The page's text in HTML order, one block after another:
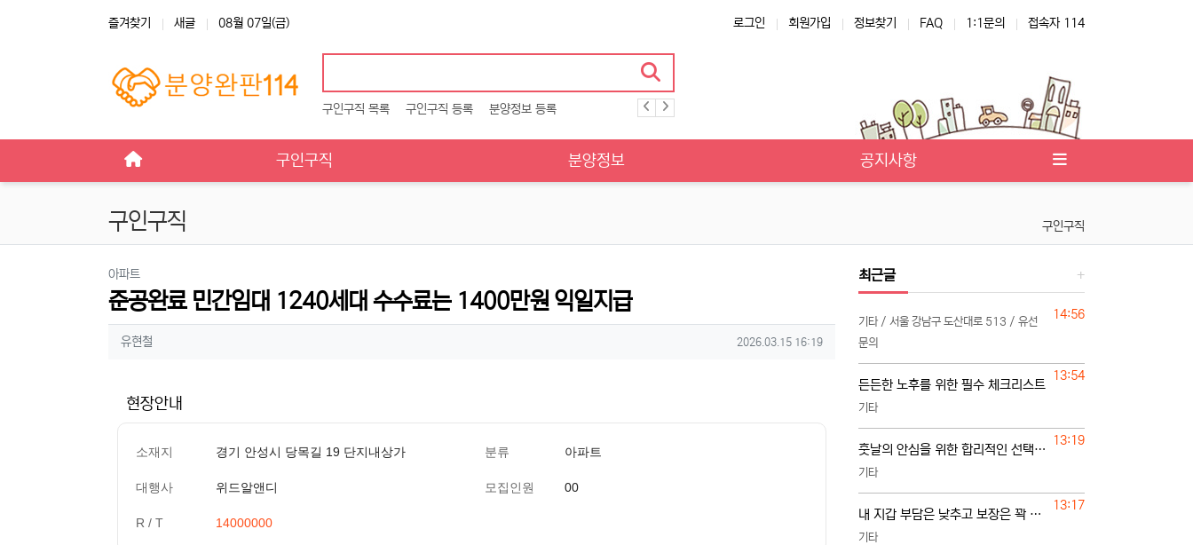
즐겨찾기 새글 08월 07일(금) 로그인 회원가입 정보찾기 FAQ 1:1문의 접속자 114
구인구직 목록 구인구직 등록 분양정보 등록
구인구직 분양정보 공지사항
구인구직 구인구직
아파트
준공완료 민간임대 1240세대 수수료는 1400만원 익일지급
작성자 정보
유현철 작성일
2026.03.15 16:19
현장안내
소재지 경기 안성시 당목길 19 단지내상가 분류 아파트
대행사 위드알앤디 모집인원 00
R / T 14000000
최근글
등록일
14:56
기타 / 서울 강남구 도산대로 513 / 유선
문의
등록일
13:54
든든한 노후를 위한 필수 체크리스트
기타
등록일
13:19
훗날의 안심을 위한 합리적인 선택 요령
기타
등록일
13:17
내 지갑 부담은 낮추고 보장은 꽉 채우려면
기타